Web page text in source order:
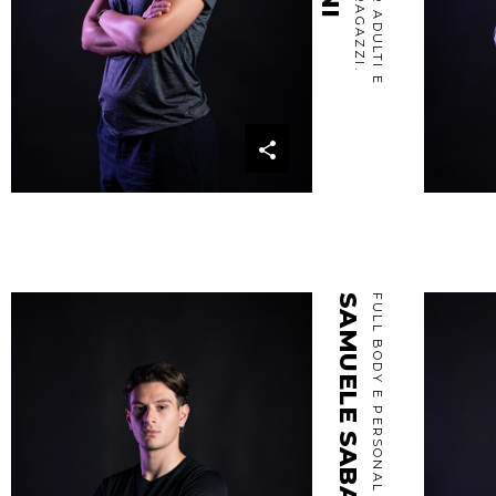
FULL BODY E PERSONAL TRAINER
SAMUELE SABAI